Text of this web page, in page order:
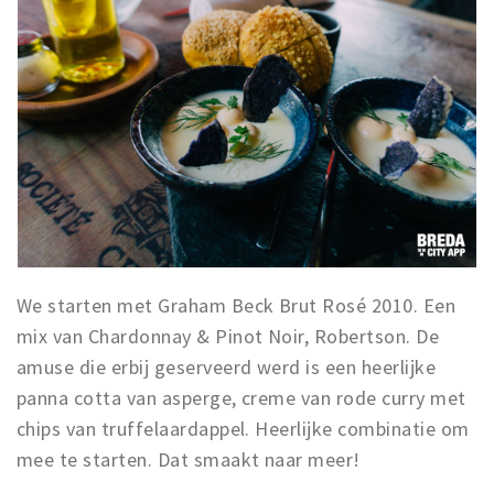
We starten met Graham Beck Brut Rosé 2010. Een
mix van Chardonnay & Pinot Noir, Robertson. De
amuse die erbij geserveerd werd is een heerlijke
panna cotta van asperge, creme van rode curry met
chips van truffelaardappel. Heerlijke combinatie om
mee te starten. Dat smaakt naar meer!